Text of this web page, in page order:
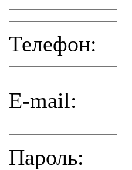
Телефон:
E-mail:
Пароль: